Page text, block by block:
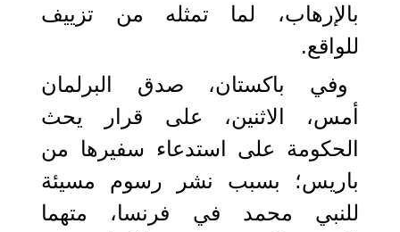
بالإرهاب، لما تمثله من تزييف
للواقع.
وفي باكستان، صدق البرلمان
أمس، الاثنين، على قرار يحث
الحكومة على استدعاء سفيرها من
باريس؛ بسبب نشر رسوم مسيئة
للنبي محمد في فرنسا، متهما